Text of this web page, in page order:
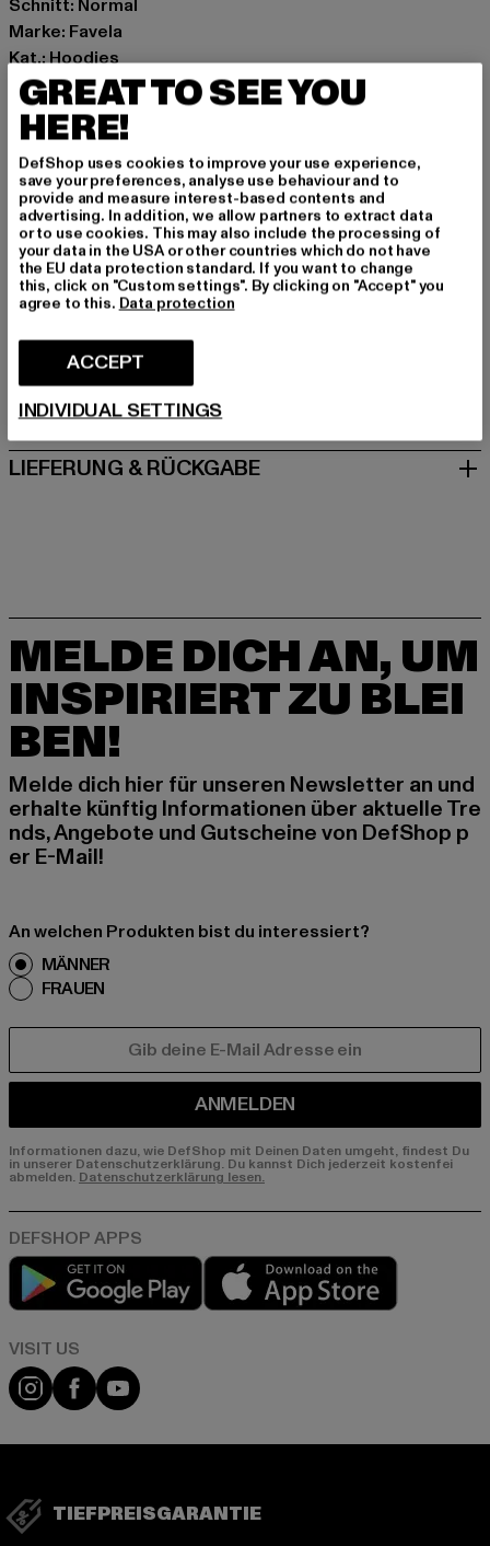
Schnitt: Normal
Marke: Favela
Kat.: Hoodies
Farbe: schwarz
Hersteller Farbe: black washed
Materialzusammensetzung: 70% Baumwolle, 30%
Polyester
Art.Nr: FAV-Q126-RDMBWH-141-00709
Hersteller: AD Distribution GmbH |
Info@favelaclothing.com
CHRISTINENSTRASSE 19A | 40880 Rattingen | DE
GRÖSSE & PASSFORM
PFLEGEHINWEISE
LIEFERUNG & RÜCKGABE
MELDE DICH AN, UM
INSPIRIERT ZU BLEI
BEN!
Melde dich hier für unseren Newsletter an und
erhalte künftig Informationen über aktuelle Tre
nds, Angebote und Gutscheine von DefShop p
er E-Mail!
An welchen Produkten bist du interessiert?
MÄNNER
FRAUEN
ANMELDEN
Informationen dazu, wie DefShop mit Deinen Daten umgeht, findest Du
in unserer Datenschutzerklärung. Du kannst Dich jederzeit kostenfei
abmelden. Datenschutzerklärung lesen.
Play market
Visit our Instagram page:
Visit our Facebook page:
Visit our YouTube channel:
TIEFPREISGARANTIE
GREAT TO SEE YOU
HERE!
DefShop uses cookies to improve your use experience,
save your preferences, analyse use behaviour and to
provide and measure interest-based contents and
advertising. In addition, we allow partners to extract data
or to use cookies. This may also include the processing of
your data in the USA or other countries which do not have
the EU data protection standard. If you want to change
this, click on "Custom settings". By clicking on "Accept" you
agree to this. Data protection
ACCEPT
INDIVIDUAL SETTINGS